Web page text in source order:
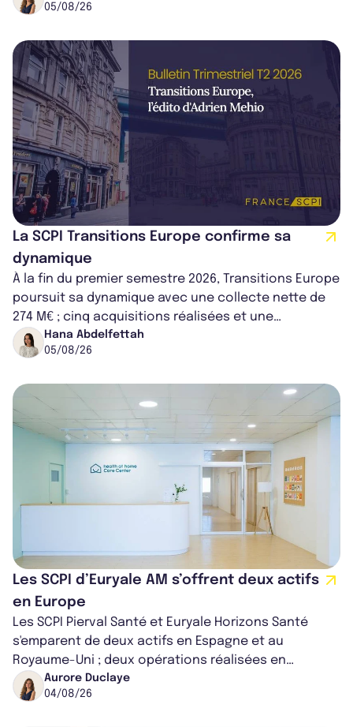
05/08/26
La SCPI Transitions Europe confirme sa
dynamique
À la fin du premier semestre 2026, Transitions Europe
poursuit sa dynamique avec une collecte nette de
274 M€ ; cinq acquisitions réalisées et une
capitalisation portée à 1,38 Md€....
Hana Abdelfettah
05/08/26
Les SCPI d’Euryale AM s’offrent deux actifs
en Europe
Les SCPI Pierval Santé et Euryale Horizons Santé
s'emparent de deux actifs en Espagne et au
Royaume-Uni ; deux opérations réalisées en
partenariat. Ces co-acquisitions permettent a...
Aurore Duclaye
04/08/26